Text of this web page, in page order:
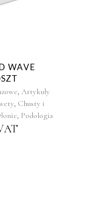
WAVE
, Artykuły
, Chusty i
, Podologia